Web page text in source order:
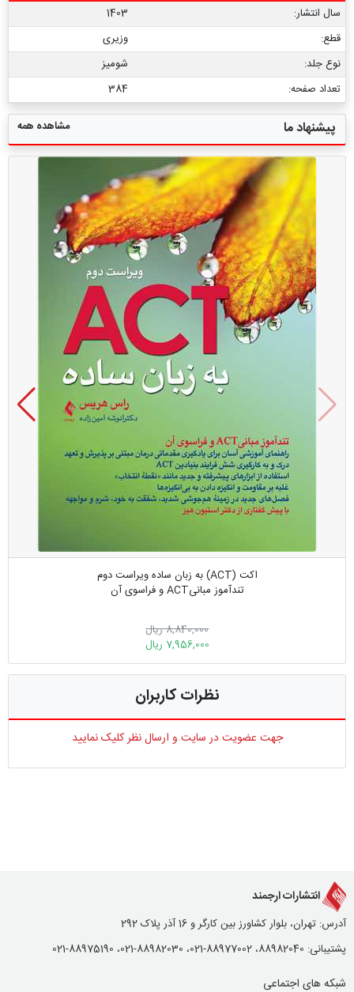
سال انتشار:
1403
قطع:
وزیری
نوع جلد:
شومیز
تعداد صفحه:
384
پیشنهاد ما مشاهده همه
اکت (ACT) به زبان ساده ویراست دوم
تندآموز مبانیACT و فراسوی آن
8,840,000 ریال
7,956,000 ریال
نظرات کاربران
جهت عضویت در سایت و ارسال نظر کلیک نمایید
انتشارات ارجمند
آدرس: تهران، بلوار کشاورز بین کارگر و 16 آذر پلاک 292
پشتیبانی: 88982040، 88977002-021، 88982030-021، 88975190-021
شبکه های اجتماعی